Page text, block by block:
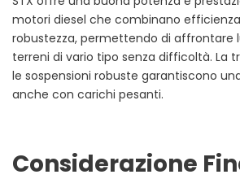
motori diesel che combinano
robustezza, permettendo di affrontare
terreni di vario tipo senza difficoltà. La
le sospensioni robuste garantiscono
anche con carichi pesanti.
Considerazione